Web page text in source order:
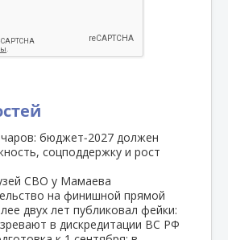
бюджет‑2027 должен
соцподдержку и рост
СВО у Мамаева
на финишной прямой
двух лет публиковал фейки:
в дискредитации ВС РФ